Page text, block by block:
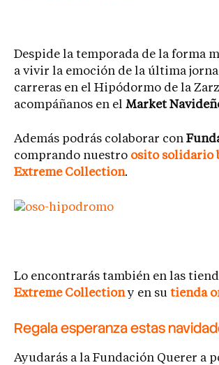
Despide la temporada de la forma
a vivir la emoción de la última
carreras en el Hipódormo de la
acompáñanos en el Market
Además podrás colaborar con
comprando nuestro osito solidario
Extreme Collection.
Lo encontrarás también en las
Extreme Collectiony en su tienda
Regala esperanza estas
Ayudarás a la Fundación Querer a